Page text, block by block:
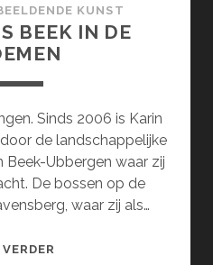
KUNST
BEEK IN DE
Sinds 2006 is Karin
de landschappelijke
Beek-Ubbergen waar zij
De bossen op de
waar zij als…